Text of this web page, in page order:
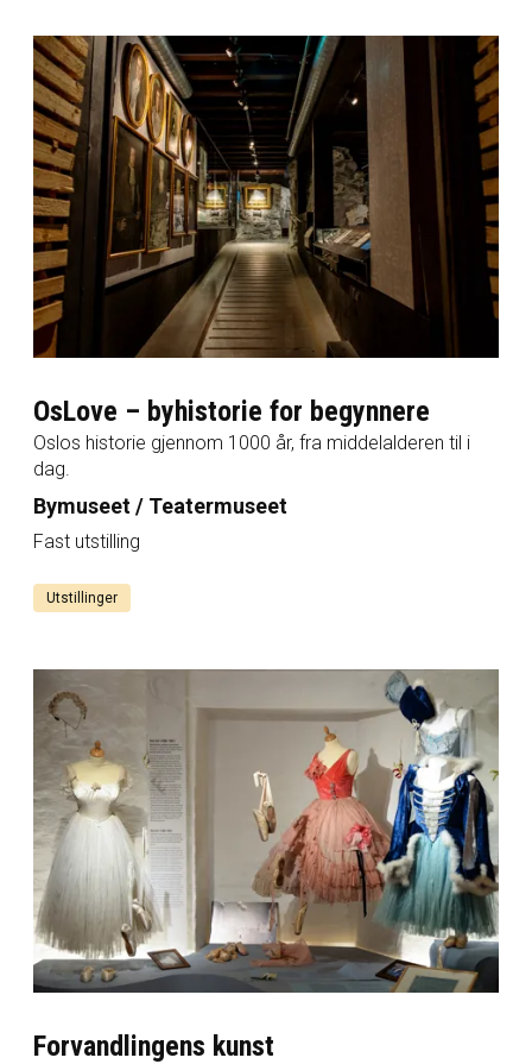
OsLove – byhistorie for begynnere
Oslos historie gjennom 1000 år, fra middelalderen til i
dag.
Bymuseet / Teatermuseet
Fast utstilling
Utstillinger
Forvandlingens kunst